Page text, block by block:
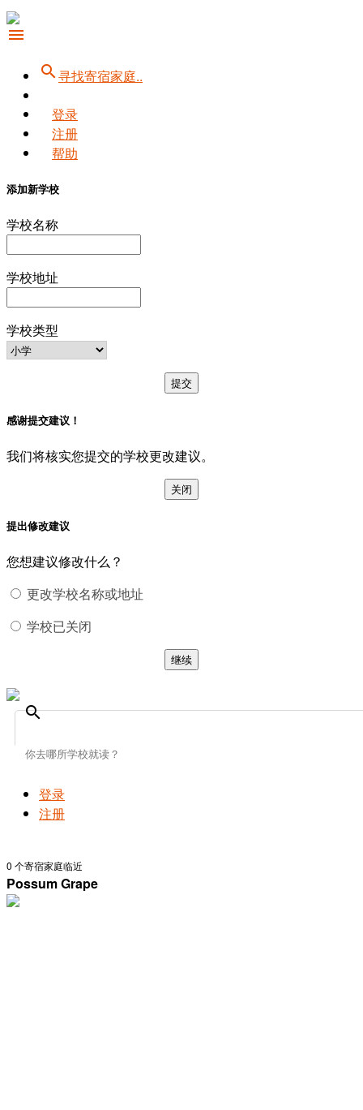
menu
search寻找寄宿家庭..
登录
注册
帮助
添加新学校
学校名称
学校地址
学校类型
提交
感谢提交建议！
我们将核实您提交的学校更改建议。
关闭
提出修改建议
您想建议修改什么？
更改学校名称或地址
学校已关闭
继续
search
登录
注册
0 个寄宿家庭临近
Possum Grape